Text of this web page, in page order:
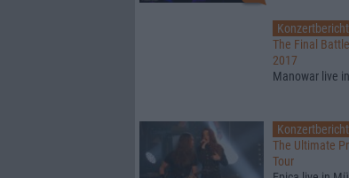
Konzertbericht
The Final
2017
Manowar live
Konzertbericht
The Ultimate
Tour